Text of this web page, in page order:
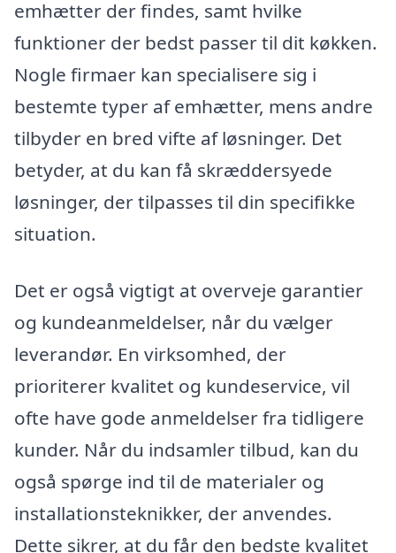
emhætter der findes, samt hvilke
funktioner der bedst passer til dit køkken.
Nogle firmaer kan specialisere sig i
bestemte typer af emhætter, mens andre
tilbyder en bred vifte af løsninger. Det
betyder, at du kan få skræddersyede
løsninger, der tilpasses til din specifikke
situation.
Det er også vigtigt at overveje garantier
og kundeanmeldelser, når du vælger
leverandør. En virksomhed, der
prioriterer kvalitet og kundeservice, vil
ofte have gode anmeldelser fra tidligere
kunder. Når du indsamler tilbud, kan du
også spørge ind til de materialer og
installationsteknikker, der anvendes.
Dette sikrer, at du får den bedste kvalitet